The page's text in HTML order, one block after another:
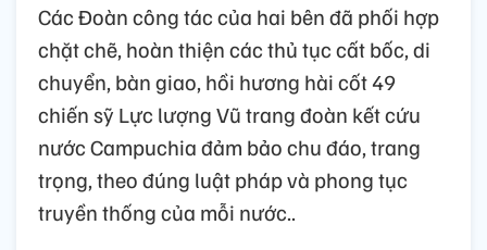
Các Đoàn công tác của hai bên đã phối hợp
chặt chẽ, hoàn thiện các thủ tục cất bốc, di
chuyển, bàn giao, hồi hương hài cốt 49
chiến sỹ Lực lượng Vũ trang đoàn kết cứu
nước Campuchia đảm bảo chu đáo, trang
trọng, theo đúng luật pháp và phong tục
truyền thống của mỗi nước..